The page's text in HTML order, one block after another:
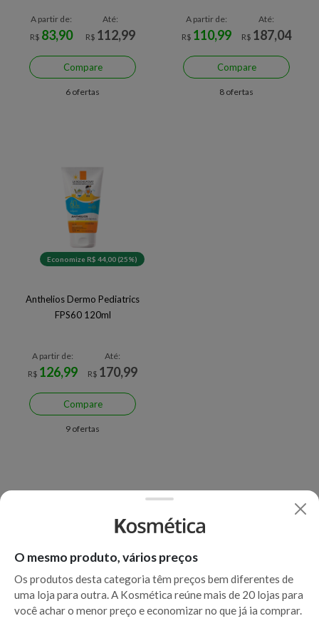
A partir de:
R$ 83,90
Até:
R$ 112,99
Compare
6 ofertas
A partir de:
R$ 110,99
Até:
R$ 187,04
Compare
8 ofertas
Economize R$ 44,00 (25%)
Anthelios Dermo Pediatrics
FPS60 120ml
A partir de:
R$ 126,99
Até:
R$ 170,99
Compare
9 ofertas
O mesmo produto, vários preços
Os produtos desta categoria têm preços bem diferentes de
uma loja para outra. A Kosmética reúne mais de 20 lojas para
você achar o menor preço e economizar no que já ia comprar.